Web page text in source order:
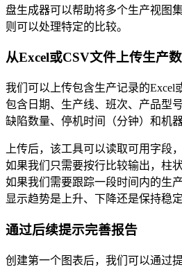
盘生成器可以帮助将多个生产视图
则可以处理特定的比较。
从Excel或CSV文件上传生产
我们可以上传包含生产记录的Excel
包含日期、生产线、班次、产品型
缺陷数量、停机时间（分钟）和机器
上传后，该工具可以读取可用字段
如果我们只需要按行比较输出，柱
如果我们需要跟踪一段时间内的生
显示趋势是上升、下降还是保持稳定
通过后续提示完善报告
创建第一个图表后，我们可以通过